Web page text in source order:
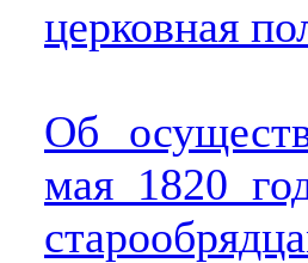
церковная
Об
мая 1820